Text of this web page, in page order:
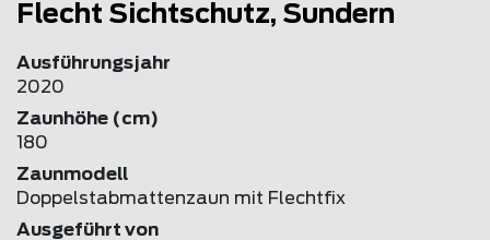
Flecht Sichtschutz, Sundern
Ausführungsjahr
2020
Zaunhöhe (cm)
180
Zaunmodell
Doppelstabmattenzaun mit Flechtfix
Ausgeführt von